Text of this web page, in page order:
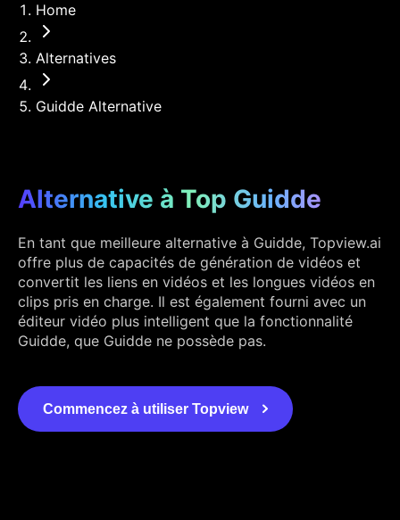
Home
Alternatives
Guidde Alternative
Alternative à Top Guidde
En tant que meilleure alternative à Guidde, Topview.ai
offre plus de capacités de génération de vidéos et
convertit les liens en vidéos et les longues vidéos en
clips pris en charge. Il est également fourni avec un
éditeur vidéo plus intelligent que la fonctionnalité
Guidde, que Guidde ne possède pas.
Commencez à utiliser Topview